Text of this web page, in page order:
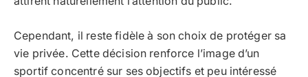
Cependant, il reste fidèle à son choix de protéger sa
vie privée. Cette décision renforce l’image d’un
sportif concentré sur ses objectifs et peu intéressé